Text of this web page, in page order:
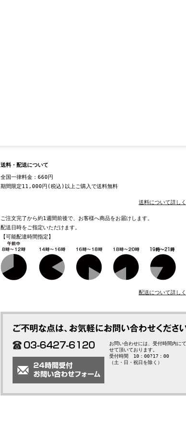
送料・配送について
全国一律料金：660円
期間限定11,000円(税込)以上ご購入で送料無料
送料について詳し
ご注文完了から約1週間前後で、お客様へ商品をお届けします。
配送日時をご指定いただけます。
【可能配達時間指定】
配送について詳し
お問い合わせには、受付時間内に
せて頂いております。
受付時間 10：00?17：00
（土・日・祝日を除く）